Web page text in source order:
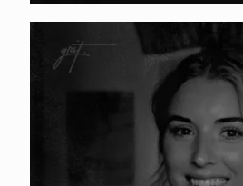
YAGA. Anette Apri –
turg, influencer turundus
kasutajate toel